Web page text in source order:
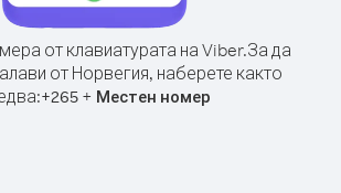
от клавиатурата на Viber.За да
от Норвегия, наберете както
+265+ Местен номер